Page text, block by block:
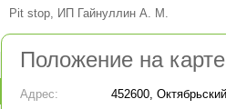
Pit stop, ИП Гайнуллин А. М.
Положение на
Адрес: 452600,